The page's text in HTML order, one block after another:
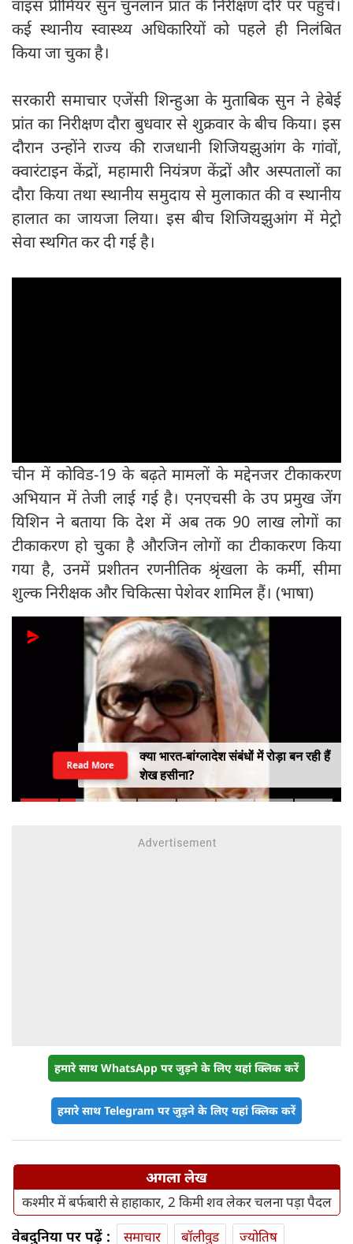
वाइस प्रीमियर सुन चुनलान प्रांत के निरीक्षण दौरे पर पहुंचे।
कई स्थानीय स्वास्थ्य अधिकारियों को पहले ही निलंबित
किया जा चुका है।
सरकारी समाचार एजेंसी शिन्हुआ के मुताबिक सुन ने हेबेई
प्रांत का निरीक्षण दौरा बुधवार से शुक्रवार के बीच किया। इस
दौरान उन्होंने राज्य की राजधानी शिजियझुआंग के गांवों,
क्वारंटाइन केंद्रों, महामारी नियंत्रण केंद्रों और अस्पतालों का
दौरा किया तथा स्थानीय समुदाय से मुलाकात की व स्थानीय
हालात का जायजा लिया। इस बीच शिजियझुआंग में मेट्रो
सेवा स्थगित कर दी गई है।
चीन में कोविड-19 के बढ़ते मामलों के मद्देनजर टीकाकरण
अभियान में तेजी लाई गई है। एनएचसी के उप प्रमुख जेंग
यिशिन ने बताया कि देश में अब तक 90 लाख लोगों का
टीकाकरण हो चुका है औरजिन लोगों का टीकाकरण किया
गया है, उनमें प्रशीतन रणनीतिक श्रृंखला के कर्मी, सीमा
शुल्क निरीक्षक और चिकित्सा पेशेवर शामिल हैं। (भाषा)
क्या भारत-बांग्लादेश संबंधों में रोड़ा बन रही हैं
शेख हसीना?
Read More
हमारे साथ WhatsApp पर जुड़ने के लिए यहां क्लिक करें
हमारे साथ Telegram पर जुड़ने के लिए यहां क्लिक करें
अगला लेख
कश्मीर में बर्फबारी से हाहाकार, 2 किमी शव लेकर चलना पड़ा पैदल
वेबदुनिया पर पढ़ें : समाचार बॉलीवुड
ज्योतिष